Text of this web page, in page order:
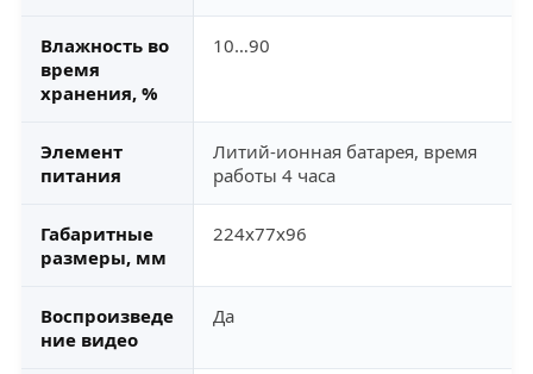
Влажность во
время
хранения, %
10…90
Элемент
питания
Литий-ионная батарея, время
работы 4 часа
Габаритные
размеры, мм
224x77x96
Воспроизведе
ние видео
Да